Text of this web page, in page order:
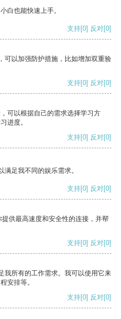
白也能快速上手。
支持[0] 反对[0]
可以加强防护措施，比如增加双重验
支持[0] 反对[0]
可以根据自己的需求选择学习方
进度。
支持[0] 反对[0]
足我不同的娱乐需求。
支持[0] 反对[0]
供最高速度和安全性的连接，并帮
支持[0] 反对[0]
我所有的工作需求。我可以使用它来
安排等。
支持[0] 反对[0]